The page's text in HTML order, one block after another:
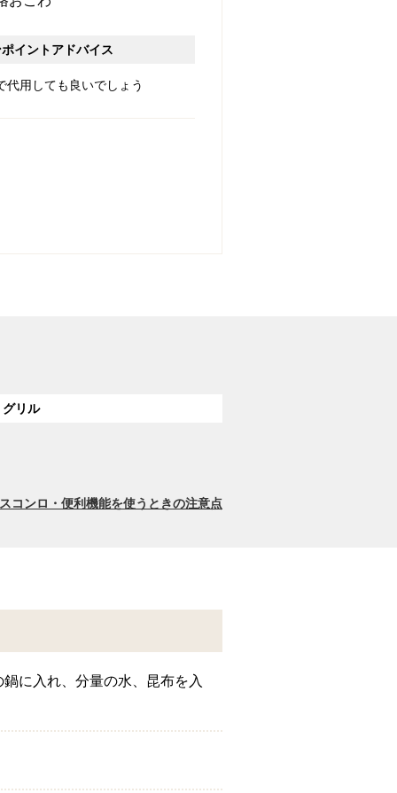
イントアドバイス
代用しても良いでしょう
グリル
コンロ・便利機能を使うときの注意点
に入れ、分量の水、昆布を入